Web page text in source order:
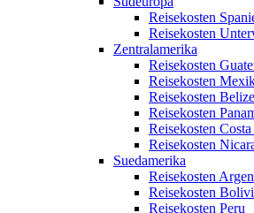
Reisekosten
Reisekosten
Zentralamerika
Reisekosten
Reisekosten
Reisekosten Belize
Reisekosten
Reisekosten
Reisekosten
Suedamerika
Reisekosten
Reisekosten
Reisekosten Peru